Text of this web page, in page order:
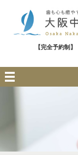
【完全予約制】